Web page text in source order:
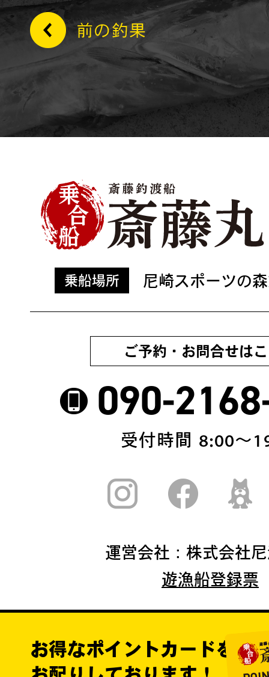
乗船場所 尼崎スポーツの
ご予約・お問合せは
090-
受付時間 8:00〜
運営会社：株式会社
遊漁船登録票
お得なポイントカードを